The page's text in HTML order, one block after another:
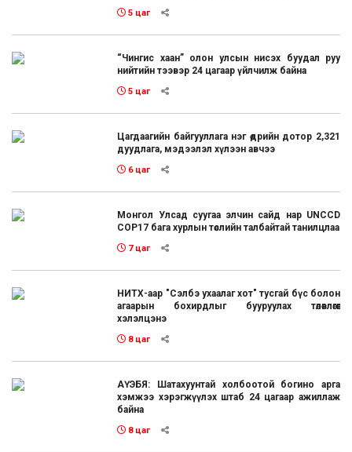
5 цаг
“Чингис хаан” олон улсын нисэх буудал руу
нийтийн тээвэр 24 цагаар үйлчилж байна
5 цаг
Цагдаагийн байгууллага нэг өдрийн дотор 2,321
дуудлага, мэдээлэл хүлээн авчээ
6 цаг
Монгол Улсад суугаа элчин сайд нар UNCCD
COP17 бага хурлын төслийн талбайтай танилцлаа
7 цаг
НИТХ-аар "Сэлбэ ухаалаг хот" тусгай бүс болон
агаарын бохирдлыг бууруулах төлөвлөгөөг
хэлэлцэнэ
8 цаг
АҮЭБЯ: Шатахуунтай холбоотой богино арга
хэмжээ хэрэгжүүлэх штаб 24 цагаар ажиллаж
байна
8 цаг